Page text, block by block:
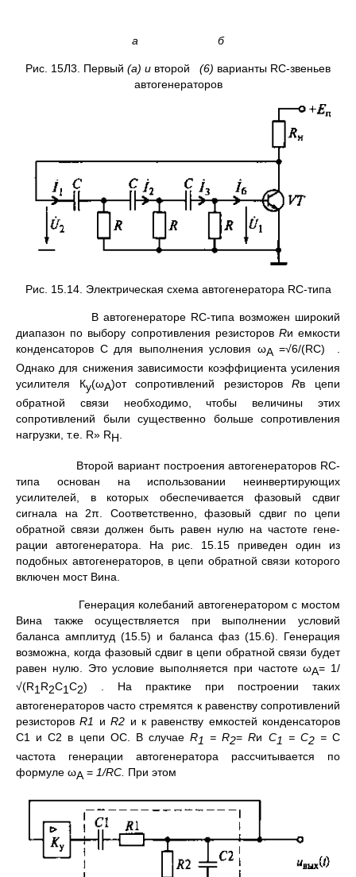
а б
Рис. 15Л3. Первый (а) и второй (6) варианты RС-звеньев
автогенераторов
Рис. 15.14. Электрическая схема автогенератора RС-типа
В автогенераторе RС-типа возможен широкий
диапазон по вы­бору сопротивления резисторов Rи емкости
конденсаторов С для выполнения условия ωA =√6/(RC) .
Однако для снижения зави­симости коэффициента усиления
усилителя Ку(ωA)от сопротив­лений резисторовRв цепи
обратной связи необходимо, чтобы величины этих
сопротивлений были существенно больше сопро­тивления
нагрузки, т.е. R» RH
Второй вариант построения автогенераторов RС-
типа основан на использовании неинвертирующих
усилителей, в которых обеспе­чивается фазовый сдвиг
сигнала на 2π. Соответственно, фазовый сдвиг по цепи
обратной связи должен быть равен нулю на частоте гене­
рации автогенератора. На рис. 15.15 приведен один из
подобных ав­тогенераторов, в цепи обратной связи которого
включен мост Вина.
Генерация колебаний автогенератором с мостом
Вина также осуществляется при выполнении условий
баланса амплитуд (15.5) и баланса фаз (15.6). Генерация
возможна, когда фазовый сдвиг в цепи обратной связи будет
равен нулю. Это условие выполняется при частоте ωA= 1/
√(R1 R2C1C2)
. На практике при построении та­ких
автогенераторов часто стремятся к равенству сопротивлений
резисторовR1 иR2 и к равенству емкостей конденсаторов
С1 и С2 в цепи ОС. В случае R1 =R2=Rи С1 = С2= С
частота генерации автогенератора рассчитывается по
формуле ωA = 1/RC При этом